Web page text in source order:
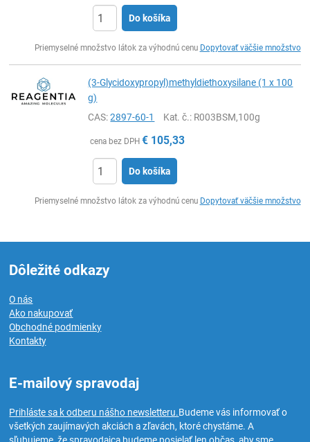
Do košíka
Priemyselné množstvo látok za výhodnú cenu Dopytovať väčšie množstvo
(3-Glycidoxypropyl)methyldiethoxysilane (1 x 100
g)
CAS:2897-60-1 Kat. č.: R003BSM,100g
cena bez DPH € 105,33
Do košíka
Priemyselné množstvo látok za výhodnú cenu Dopytovať väčšie množstvo
Dôležité odkazy
O nás
Ako nakupovať
Obchodné podmienky
Kontakty
E-mailový spravodaj
Prihláste sa k odberu nášho newsletteru.Budeme vás informovať o
všetkých zaujímavých akciách a zľavách, ktoré chystáme. A